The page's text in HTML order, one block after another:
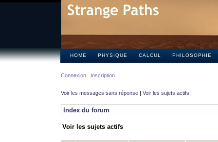
HOME PHYSIQUE CALCUL PHILOSOPHIE
Connexion Inscription
Voir les messages sans réponse | Voir les sujets actifs
Index du forum
Voir les sujets actifs